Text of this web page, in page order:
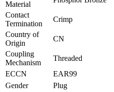
Material
Contact
Termination
Crimp
Country of
Origin
CN
Coupling
Mechanism
Threaded
ECCN
EAR99
Gender
Plug